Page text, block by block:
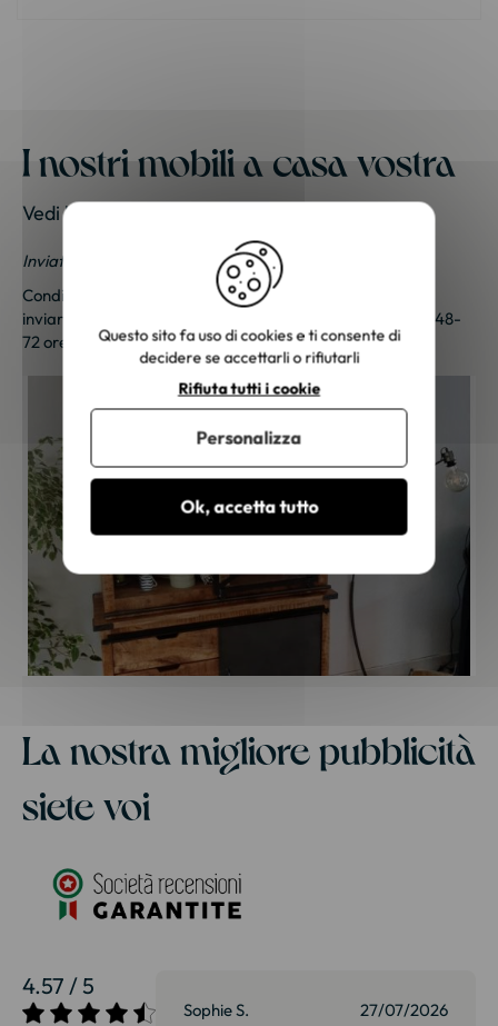
I nostri mobili a casa vostra
Vedi le foto dei nostri clienti
Inviateci le vostre foto; una piccola sorpresa vi aspetta!
Condividi le tue foto e ricevi una sorpresa!
inviarci le tue foto. Un piccolo regalo ti sarà inviato entro 48-
72 ore lavorative. Grazie per la tua fedeltà!
La nostra migliore pubblicità
siete voi
4.57 / 5
27/07/2026 Sophie S. 27/07/2026
Questo sito fa uso di cookies e ti consente di
decidere se accettarli o rifiutarli
Ok, accetta tutto
Rifiuta tutti i cookie
Personalizza